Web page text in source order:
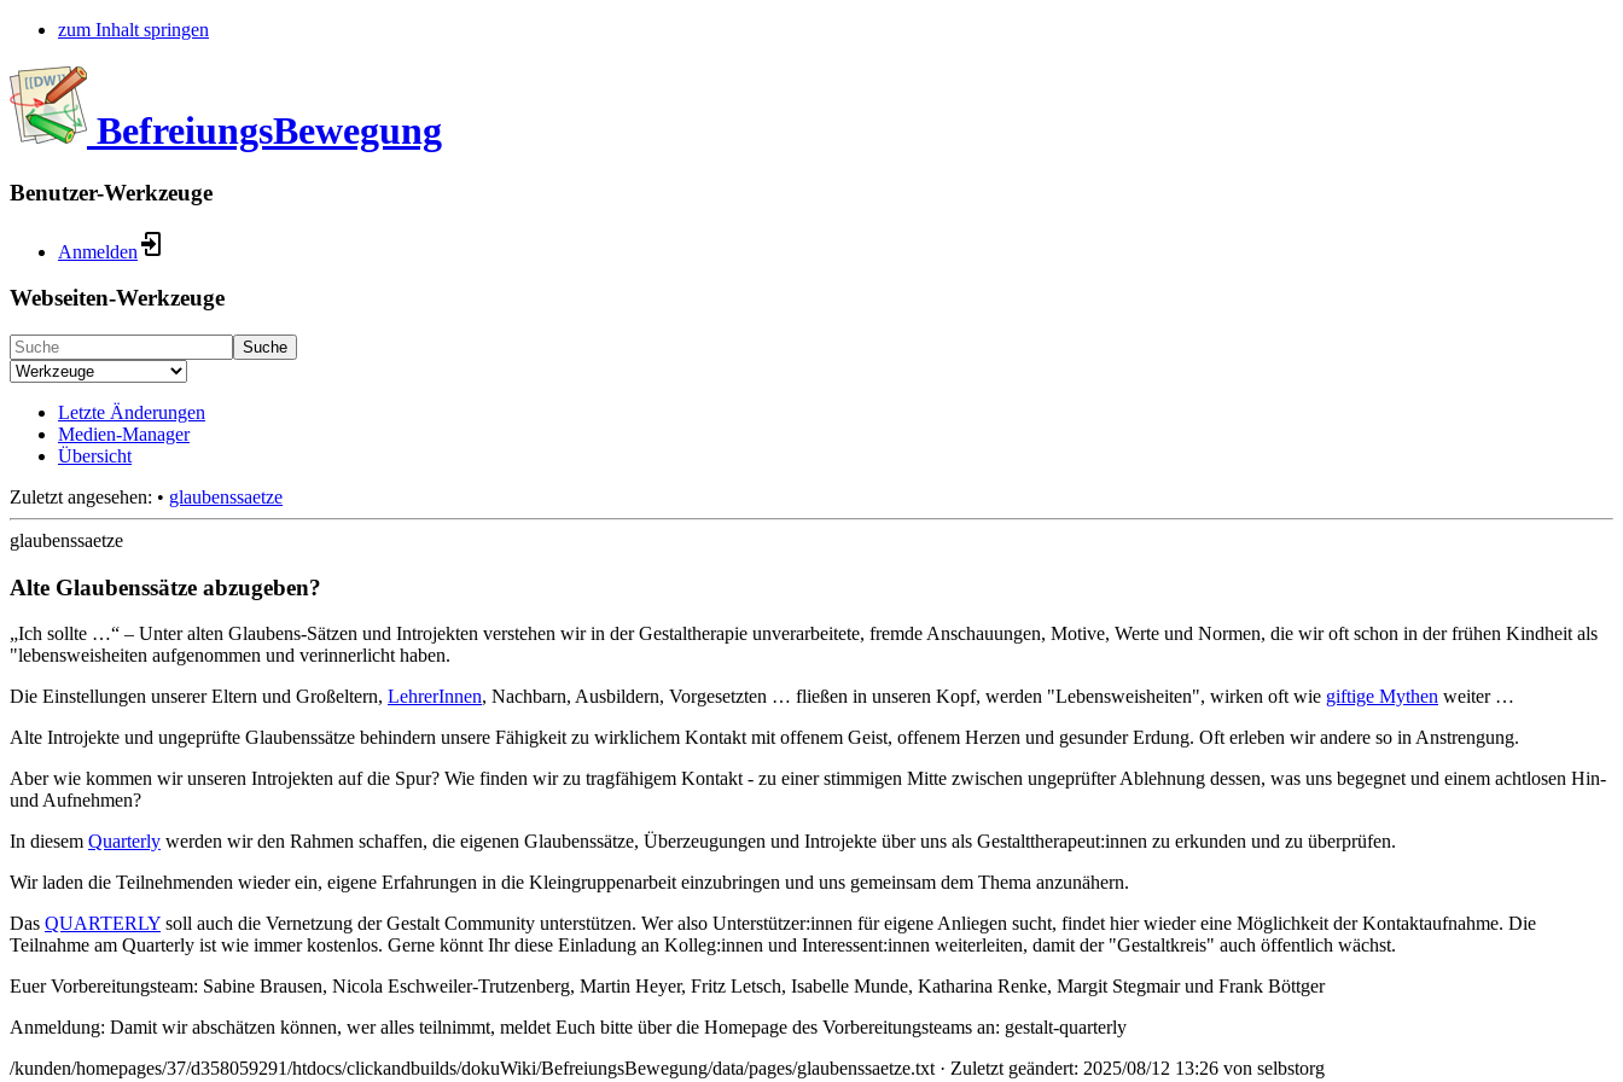
zum Inhalt springen
BefreiungsBewegung
Benutzer-Werkzeuge
Anmelden
Webseiten-Werkzeuge
Suche
Letzte Änderungen
Medien-Manager
Übersicht
Zuletzt angesehen: • glaubenssaetze
glaubenssaetze
Alte Glaubenssätze abzugeben?
„Ich sollte …“ – Unter alten Glaubens-Sätzen und Introjekten verstehen wir in der Gestaltherapie unverarbeitete, fremde Anschauungen, Motive, Werte und Normen, die wir oft schon in der frühen Kindheit als
"lebensweisheiten aufgenommen und verinnerlicht haben.
Die Einstellungen unserer Eltern und Großeltern, LehrerInnen, Nachbarn, Ausbildern, Vorgesetzten … fließen in unseren Kopf, werden "Lebensweisheiten", wirken oft wie giftige Mythen weiter …
Alte Introjekte und ungeprüfte Glaubenssätze behindern unsere Fähigkeit zu wirklichem Kontakt mit offenem Geist, offenem Herzen und gesunder Erdung. Oft erleben wir andere so in Anstrengung.
Aber wie kommen wir unseren Introjekten auf die Spur? Wie finden wir zu tragfähigem Kontakt - zu einer stimmigen Mitte zwischen ungeprüfter Ablehnung dessen, was uns begegnet und einem achtlosen Hin-
und Aufnehmen?
In diesem Quarterly werden wir den Rahmen schaffen, die eigenen Glaubenssätze, Überzeugungen und Introjekte über uns als Gestalttherapeut:innen zu erkunden und zu überprüfen.
Wir laden die Teilnehmenden wieder ein, eigene Erfahrungen in die Kleingruppenarbeit einzubringen und uns gemeinsam dem Thema anzunähern.
Das QUARTERLY soll auch die Vernetzung der Gestalt Community unterstützen. Wer also Unterstützer:innen für eigene Anliegen sucht, findet hier wieder eine Möglichkeit der Kontaktaufnahme. Die
Teilnahme am Quarterly ist wie immer kostenlos. Gerne könnt Ihr diese Einladung an Kolleg:innen und Interessent:innen weiterleiten, damit der "Gestaltkreis" auch öffentlich wächst.
Euer Vorbereitungsteam: Sabine Brausen, Nicola Eschweiler-Trutzenberg, Martin Heyer, Fritz Letsch, Isabelle Munde, Katharina Renke, Margit Stegmair und Frank Böttger
Anmeldung: Damit wir abschätzen können, wer alles teilnimmt, meldet Euch bitte über die Homepage des Vorbereitungsteams an: gestalt-quarterly
/kunden/homepages/37/d358059291/htdocs/clickandbuilds/dokuWiki/BefreiungsBewegung/data/pages/glaubenssaetze.txt· Zuletzt geändert: 2025/08/12 13:26 von selbstorg